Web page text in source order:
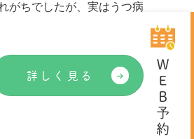
ＷＥＢ予約
がちでしたが、実はうつ病
詳しく見る